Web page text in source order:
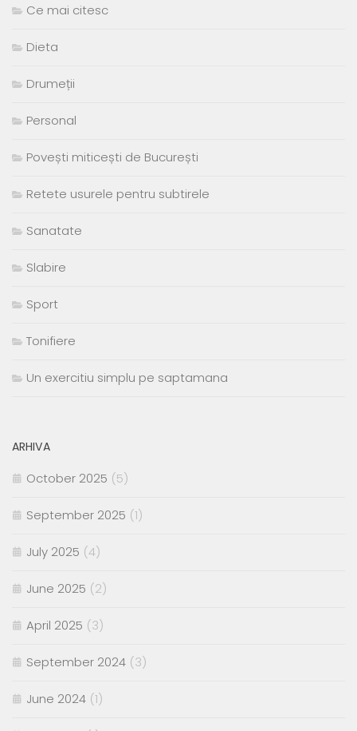
Ce mai citesc
Dieta
Drumeții
Personal
Povești miticești de București
Retete usurele pentru subtirele
Sanatate
Slabire
Sport
Tonifiere
Un exercitiu simplu pe saptamana
ARHIVA
October 2025 (5)
September 2025 (1)
July 2025 (4)
June 2025 (2)
April 2025 (3)
September 2024 (3)
June 2024 (1)